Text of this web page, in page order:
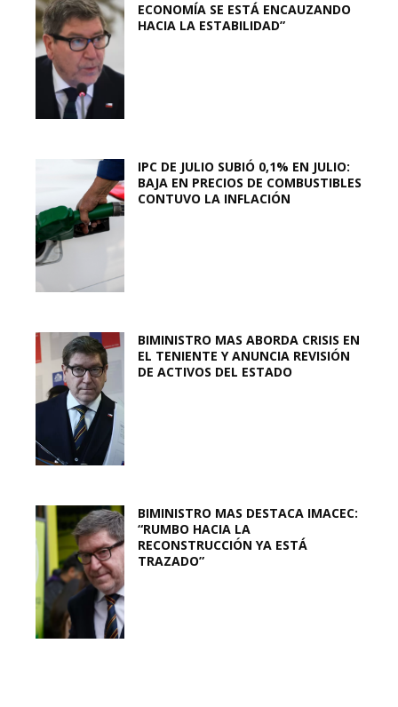
ECONOMÍA SE ESTÁ ENCAUZANDO
HACIA LA ESTABILIDAD”
IPC DE JULIO SUBIÓ 0,1% EN JULIO:
BAJA EN PRECIOS DE COMBUSTIBLES
CONTUVO LA INFLACIÓN
BIMINISTRO MAS ABORDA CRISIS EN
EL TENIENTE Y ANUNCIA REVISIÓN
DE ACTIVOS DEL ESTADO
BIMINISTRO MAS DESTACA IMACEC:
“RUMBO HACIA LA
RECONSTRUCCIÓN YA ESTÁ
TRAZADO”